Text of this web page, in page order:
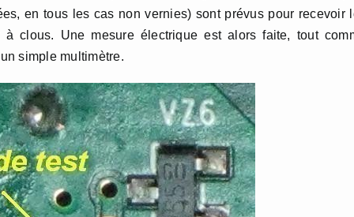
en tous les cas non vernies) sont prévus pour recevoir
clous. Une mesure électrique est alors faite, tout
simple multimètre.